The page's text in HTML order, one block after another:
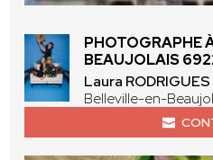
PHOTOGRAPHE
BEAUJOLAIS
Laura
Belleville-en-